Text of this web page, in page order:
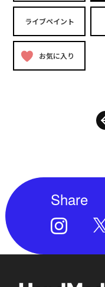
ライブペイント
お気に入り
Share